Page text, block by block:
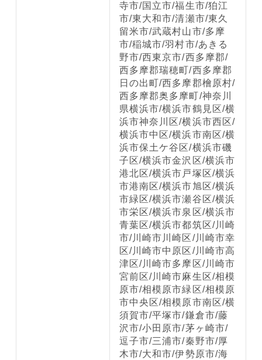
寺市/国立市/福生市/狛江
市/東大和市/清瀬市/東久
留米市/武蔵村山市/多摩
市/稲城市/羽村市/あきる
野市/西東京市/西多摩郡/
西多摩郡瑞穂町/西多摩郡
日の出町/西多摩郡檜原村/
西多摩郡奥多摩町/神奈川
県横浜市/横浜市鶴見区/横
浜市神奈川区/横浜市西区/
横浜市中区/横浜市南区/横
浜市保土ケ谷区/横浜市磯
子区/横浜市金沢区/横浜市
港北区/横浜市戸塚区/横浜
市港南区/横浜市旭区/横浜
市緑区/横浜市瀬谷区/横浜
市栄区/横浜市泉区/横浜市
青葉区/横浜市都筑区/川崎
市/川崎市川崎区/川崎市幸
区/川崎市中原区/川崎市高
津区/川崎市多摩区/川崎市
宮前区/川崎市麻生区/相模
原市/相模原市緑区/相模原
市中央区/相模原市南区/横
須賀市/平塚市/鎌倉市/藤
沢市/小田原市/茅ヶ崎市/
逗子市/三浦市/秦野市/厚
木市/大和市/伊勢原市/海